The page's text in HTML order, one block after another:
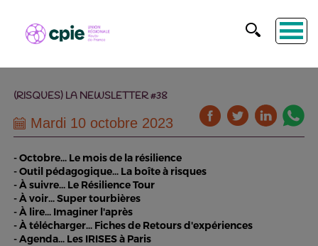
(RISQUES) LA NEWSLETTER #38
Mardi 10 octobre 2023
- Octobre... Le mois de la résilience
- Outil pédagogique... La boîte à risques
- À suivre... Le Résilience Tour
- À voir... Super tourbières
- À lire... Imaginer l'après
- À télécharger... Fiches de Retours d'expériences
- Agenda... Les IRISES à Paris